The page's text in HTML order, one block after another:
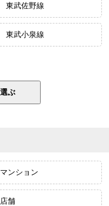
東武佐野線
東武小泉線
マンション
店舗